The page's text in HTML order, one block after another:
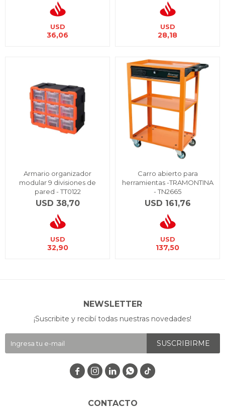
USD
36,06
USD
28,18
Armario organizador
modular 9 divisiones de
pared - TT0122
USD 38,70
USD
32,90
Carro abierto para
herramientas -TRAMONTINA
- TN2665
USD 161,76
USD
137,50
CONTACTO
NEWSLETTER
¡Suscribite y recibí todas nuestras novedades!
SUSCRIBIRME
   